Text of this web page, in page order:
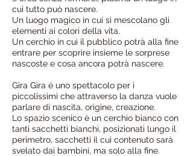
cui tutto può nascere.
Un luogo magico in cui si mescolano gli
elementi ai colori della vita.
Un cerchio in cui il pubblico potrà alla fine
entrare per scoprire insieme le sorprese
nascoste e cosa ancora potrà nascere.
Gira Gira è uno spettacolo per i
piccolissimi che attraverso la danza vuole
parlare di nascita, origine, creazione.
Lo spazio scenico è un cerchio bianco con
tanti sacchetti bianchi, posizionati lungo il
perimetro, sacchetti il cui contenuto sarà
svelato dai bambini, ma solo alla fine.